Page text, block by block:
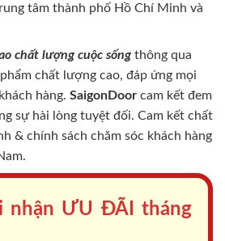
tâm thành phố Hồ Chí Minh và
chất lượng cuộc sốngthông qua
chất lượng cao, đáp ứng mọi
hàng. SaigonDoor cam kết đem
sự hài lòng tuyệt đối. Cam kết chất
& chính sách chăm sóc khách hàng
nhận ƯU ĐÃI tháng